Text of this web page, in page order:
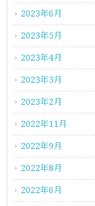
2023年6月
2023年5月
2023年4月
2023年3月
2023年2月
2022年11月
2022年9月
2022年8月
2022年6月